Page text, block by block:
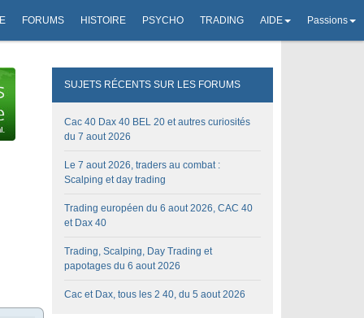
FORUMS HISTOIRE PSYCHO TRADING AIDE Passions
SUJETS RÉCENTS SUR LES FORUMS
Cac 40 Dax 40 BEL 20 et autres curiosités
du 7 aout 2026
Le 7 aout 2026, traders au combat :
Scalping et day trading
Trading européen du 6 aout 2026, CAC 40
et Dax 40
Trading, Scalping, Day Trading et
papotages du 6 aout 2026
Cac et Dax, tous les 2 40, du 5 aout 2026